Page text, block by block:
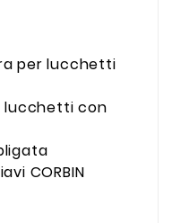
per lucchetti
lucchetti con
CORBIN